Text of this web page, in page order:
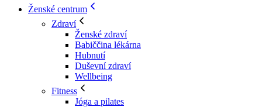
Ženské centrum
Zdraví
Ženské zdraví
Babiččina lékárna
Hubnutí
Duševní zdraví
Wellbeing
Fitness
Jóga a pilates